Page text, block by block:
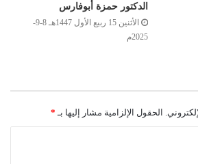
الدكتور حمزة أبوفارس
الأثنين 15 ربيع الأول 1447هـ 8-9-
2025م
الحقول الإلزامية مشار إليها بـ *